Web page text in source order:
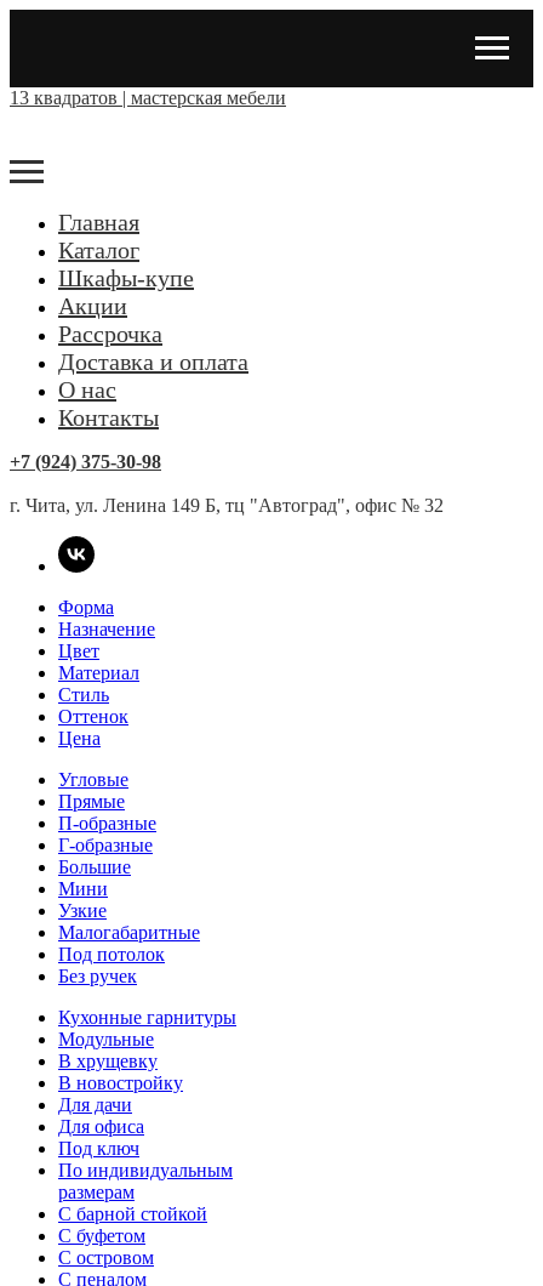
13 квадратов | мастерская мебели
Главная
Каталог
Шкафы-купе
Акции
Рассрочка
Доставка и оплата
О нас
Контакты
+7 (924) 375-30-98
г. Чита, ул. Ленина 149 Б, тц "Автоград", офис № 32
Форма
Назначение
Цвет
Материал
Стиль
Оттенок
Цена
Угловые
Прямые
П-образные
Г-образные
Большие
Мини
Узкие
Малогабаритные
Под потолок
Без ручек
Кухонные гарнитуры
Модульные
В хрущевку
В новостройку
Для дачи
Для офиса
Под ключ
По индивидуальным
размерам
С барной стойкой
С буфетом
С островом
С пеналом